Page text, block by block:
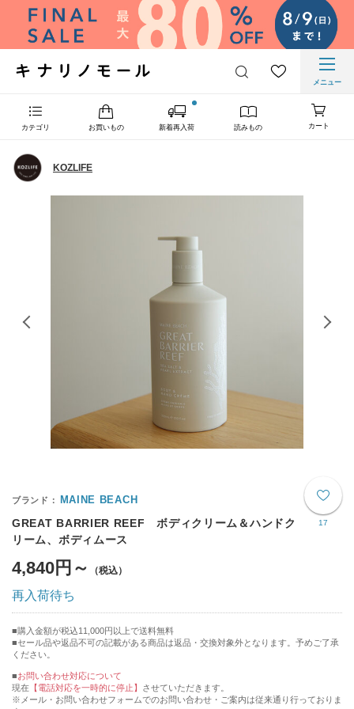
メニュー
カテゴリ お買いもの 新着再入荷 読みもの カート
KOZLIFE
17
MAINE BEACH
GREAT BARRIER REEF ボディクリーム＆ハンドク
リーム、ボディムース
4,840円～
再入荷待ち
購入金額が税込11,000円以上で送料無料
セール品や返品不可の記載がある商品は返品・交換対象外となります。予めご了承
ください。
■お問い合わせ対応について
現在 【電話対応を一時的に停止】 させていただきます。
※メール・お問い合わせフォームでのお問い合わせ・ご案内は従来通り行っておりま